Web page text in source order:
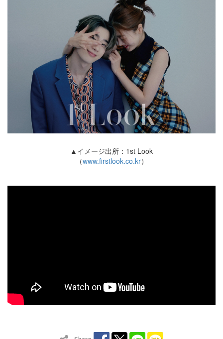
▲イメージ出所：1st Look
（www.firstlook.co.kr）